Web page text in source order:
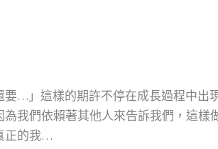
…」這樣的期許不停在成長過程中出
我們依賴著其他人來告訴我們，這樣
正的我…